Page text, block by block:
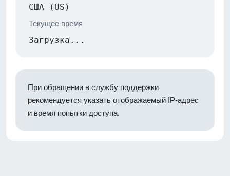
США (US)
Текущее время
Загрузка...
При обращении в службу поддержки
рекомендуется указать отображаемый IP-адрес
и время попытки доступа.